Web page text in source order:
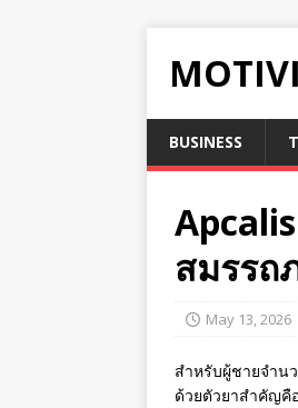
BUSINESS
สมรรถ
May 13, 2026
สำหรับผู้ชายจำน
ด้วยตัวยาสำคัญคื